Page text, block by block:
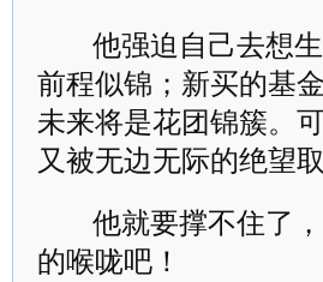
他强迫自己去想
前程似锦；新买的基
未来将是花团锦簇。
又被无边无际的绝望
他就要撑不住了
的喉咙吧！